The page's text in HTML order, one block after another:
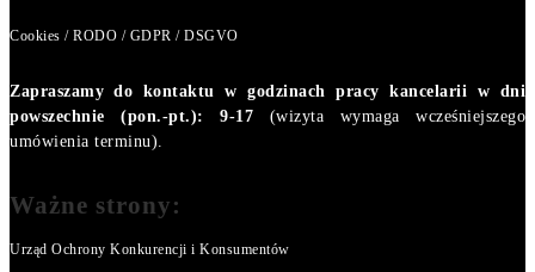
Cookies / RODO / GDPR / DSGVO
Zapraszamy do kontaktu w godzinach pracy kancelarii w dni
powszechnie (pon.-pt.): 9-17 (wizyta wymaga wcześniejszego
umówienia terminu).
Ważne strony:
Urząd Ochrony Konkurencji i Konsumentów